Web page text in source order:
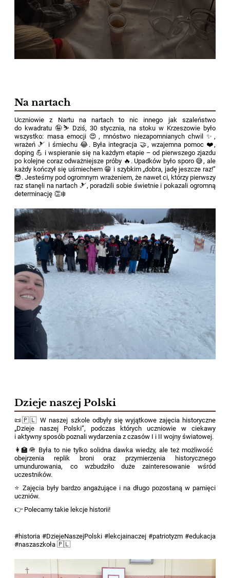
Na nartach
Uczniowie z Nartu na nartach to nic innego jak szaleństwo
do kwadratu 🤪⛷️ Dziś, 30 stycznia, na stoku w Krzeszowie było
wszystko: masa emocji 😍, mnóstwo niezapomnianych chwil ✨,
wrażeń 🎿 i śmiechu 😂. Była integracja 🤝, wzajemna pomoc ❤️,
doping 💪 i wspieranie się na każdym etapie – od pierwszego zjazdu
po kolejne coraz odważniejsze próby 🔥. Upadków było sporo 😅, ale
każdy kończył się uśmiechem 😁 i szybkim „dobra, jadę jeszcze raz!”
😎. Jesteśmy pod ogromnym wrażeniem, że nawet ci, którzy pierwszy
raz stanęli na nartach 🎿, poradzili sobie świetnie i pokazali ogromną
determinację 👏❄️
Dzieje naszej Polski
📜🇵🇱 W naszej szkole odbyły się wyjątkowe zajęcia historyczne
„Dzieje naszej Polski”, podczas których uczniowie w ciekawy
i aktywny sposób poznali wydarzenia z czasów I i II wojny światowej.
👩‍🏫🪖 Była to nie tylko solidna dawka wiedzy, ale też możliwość
obejrzenia replik broni oraz przymierzenia historycznego
umundurowania, co wzbudziło duże zainteresowanie wśród
uczestników.
⭐ Zajęcia były bardzo angażujące i na długo pozostaną w pamięci
uczniów.
👉 Polecamy takie lekcje historii!
#historia #DziejeNaszejPolski #lekcjainaczej #patriotyzm #edukacja
#naszaszkoła 🇵🇱